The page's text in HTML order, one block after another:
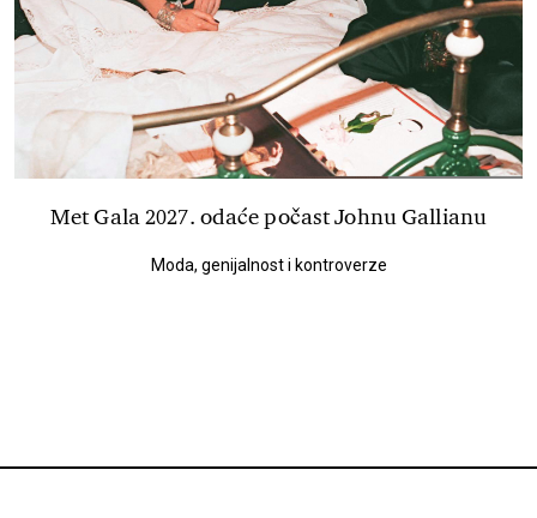
Met Gala 2027. odaće počast Johnu Gallianu
Moda, genijalnost i kontroverze